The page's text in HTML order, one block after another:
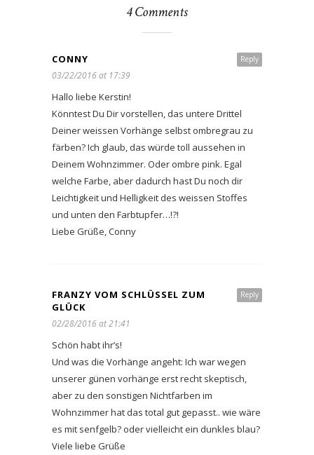
4 Comments
Reply
CONNY
03/22/2016 at 17:39
Hallo liebe Kerstin!
Könntest Du Dir vorstellen, das untere Drittel
Deiner weissen Vorhänge selbst ombregrau zu
färben? Ich glaub, das würde toll aussehen in
Deinem Wohnzimmer. Oder ombre pink. Egal
welche Farbe, aber dadurch hast Du noch dir
Leichtigkeit und Helligkeit des weissen Stoffes
und unten den Farbtupfer…!?!
Liebe Grüße, Conny
Reply
FRANZY VOM SCHLÜSSEL ZUM
GLÜCK
02/28/2016 at 21:41
Schön habt ihr’s!
Und was die Vorhänge angeht: Ich war wegen
unserer günen vorhänge erst recht skeptisch,
aber zu den sonstigen Nichtfarben im
Wohnzimmer hat das total gut gepasst.. wie wäre
es mit senfgelb? oder vielleicht ein dunkles blau?
Viele liebe Grüße